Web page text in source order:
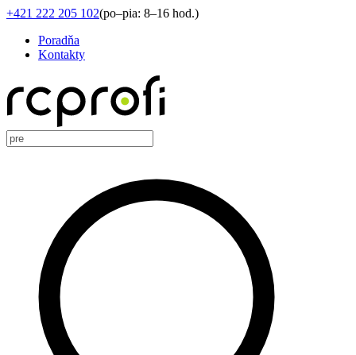
+421 222 205 102(po–pia: 8–16 hod.)
Poradňa
Kontakty